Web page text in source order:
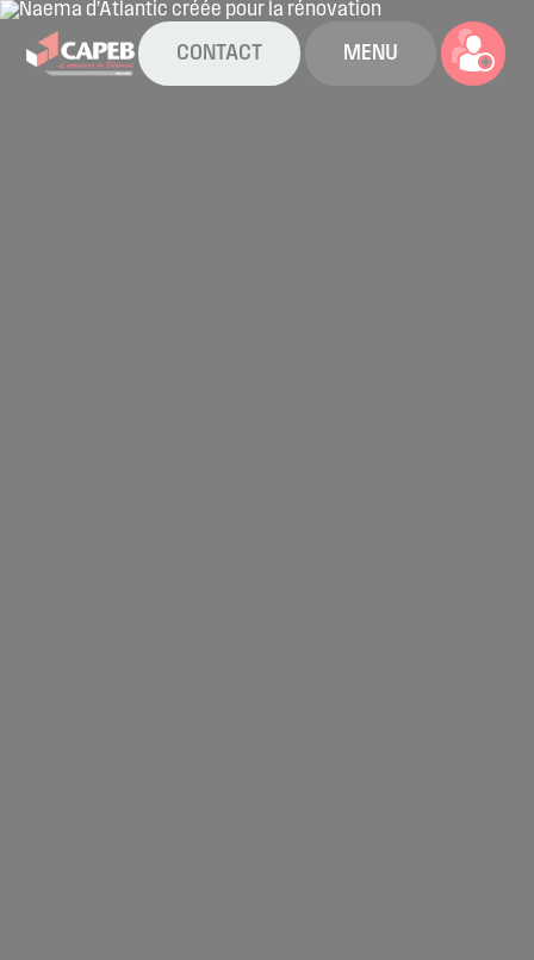
CONTACT MENU